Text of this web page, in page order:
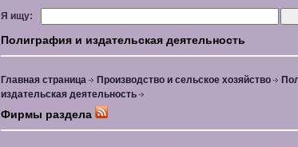
Я ищу:
Полиграфия и издательская деятельность
Главная страница Производство и сельское хозяйство
издательская деятельность
Фирмы раздела